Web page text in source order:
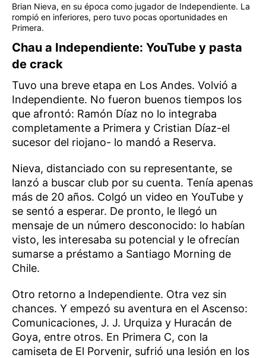
Brian Nieva, en su época como jugador de Independiente. La
rompió en inferiores, pero tuvo pocas oportunidades en
Primera.
Chau a Independiente: YouTube y pasta
de crack
Tuvo una breve etapa en Los Andes. Volvió a
Independiente. No fueron buenos tiempos los
que afrontó: Ramón Díaz no lo integraba
completamente a Primera y Cristian Díaz-el
sucesor del riojano- lo mandó a Reserva.
Nieva, distanciado con su representante, se
lanzó a buscar club por su cuenta. Tenía apenas
más de 20 años. Colgó un video en YouTube y
se sentó a esperar. De pronto, le llegó un
mensaje de un número desconocido: lo habían
visto, les interesaba su potencial y le ofrecían
sumarse a préstamo a Santiago Morning de
Chile.
Otro retorno a Independiente. Otra vez sin
chances. Y empezó su aventura en el Ascenso:
Comunicaciones, J. J. Urquiza y Huracán de
Goya, entre otros. En Primera C, con la
camiseta de El Porvenir, sufrió una lesión en los